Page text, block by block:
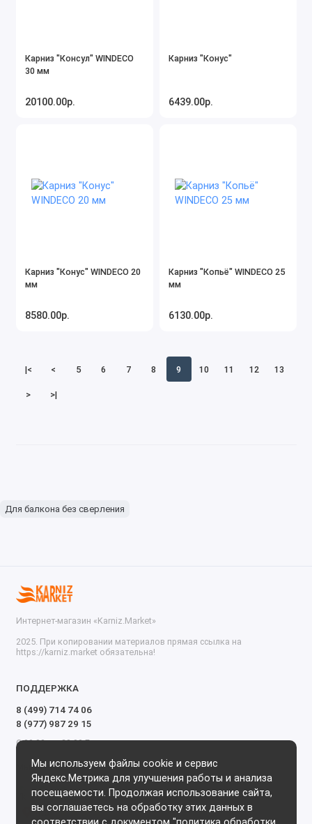
Карниз "Консул" WINDECO
30 мм
20100.00р.
Карниз "Конус"
6439.00р.
Карниз "Конус" WINDECO 20
мм
8580.00р.
Карниз "Копьё" WINDECO 25
мм
6130.00р.
|< < 5 6 7 8 9 10 11 12 13
> >|
Для балкона без сверления
Мы используем файлы cookie и сервис
Яндекс.Метрика для улучшения работы и анализа
посещаемости. Продолжая использование сайта,
вы соглашаетесь на обработку этих данных в
Интернет-магазин «Karniz.Market»
2025. При копировании материалов прямая ссылка на
https://karniz.market обязательна!
ПОДДЕРЖКА
8 (499) 714 74 06
8 (977) 987 29 15
С 09.00 до 20.00 Без выходных и перерывов
Мы в сети